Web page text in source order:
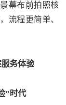
幕布前拍照核
流程更简单、
务体验
”时代